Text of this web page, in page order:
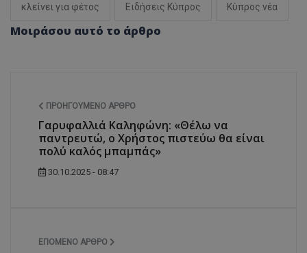
κλείνει για φέτος Ειδήσεις Κύπρος Κύπρος νέα
Μοιράσου αυτό το άρθρο
ΠΡΟΗΓΟΎΜΕΝΟ ΆΡΘΡΟ
Γαρυφαλλιά Καληφώνη: «Θέλω να
παντρευτώ, ο Χρήστος πιστεύω θα είναι
πολύ καλός μπαμπάς»
30.10.2025 - 08:47
ΕΠΌΜΕΝΟ ΆΡΘΡΟ